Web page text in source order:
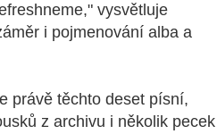
vysvětluje
i pojmenování alba a
právě těchto deset písní,
z archivu i několik pecek